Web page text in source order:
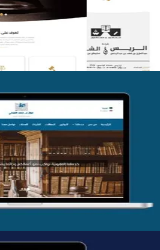
التفاصيل
موقع فواز المبكي
التفاصيل